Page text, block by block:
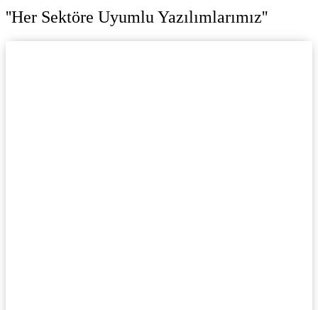
''Her Sektöre Uyumlu Yazılımlarımız''